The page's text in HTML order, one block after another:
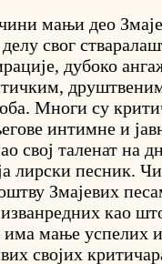
мањи део
свог
дубоко
Многи су
интимне и
свој таленат на
лирски песник.
Змајевих
као
мање успелих
својих